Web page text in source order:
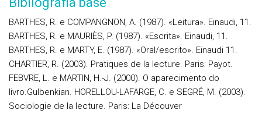
BARTHES, R. e COMPANGNON, A. (1987). «Leitura». Einaudi, 11.
BARTHES, R. e MAURIÈS, P. (1987). «Escrita». Einaudi, 11.
BARTHES, R. e MARTY, E. (1987). «Oral/escrito». Einaudi 11.
CHARTIER, R. (2003). Pratiques de la lecture. Paris: Payot.
FEBVRE, L. e MARTIN, H.-J. (2000). O aparecimento do
livro.Gulbenkian. HORELLOU-LAFARGE, C. e SEGRÉ, M. (2003).
Sociologie de la lecture. Paris: La Découver